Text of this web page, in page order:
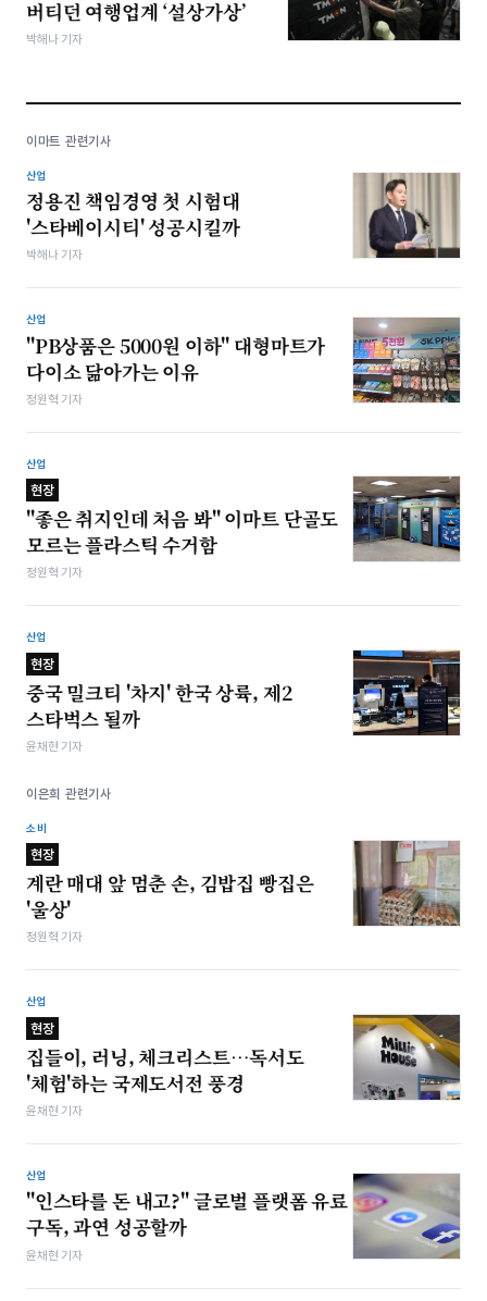
버티던 여행업계 ‘설상가상’
박해나 기자
이마트 관련기사
산업
정용진 책임경영 첫 시험대
'스타베이시티' 성공시킬까
박해나 기자
산업
"PB상품은 5000원 이하" 대형마트가
다이소 닮아가는 이유
정원혁 기자
산업
현장
"좋은 취지인데 처음 봐" 이마트 단골도
모르는 플라스틱 수거함
정원혁 기자
산업
현장
중국 밀크티 '차지' 한국 상륙, 제2
스타벅스 될까
윤채현 기자
이은희 관련기사
소비
현장
계란 매대 앞 멈춘 손, 김밥집 빵집은
'울상'
정원혁 기자
산업
현장
집들이, 러닝, 체크리스트…독서도
'체험'하는 국제도서전 풍경
윤채현 기자
산업
"인스타를 돈 내고?" 글로벌 플랫폼 유료
구독, 과연 성공할까
윤채현 기자